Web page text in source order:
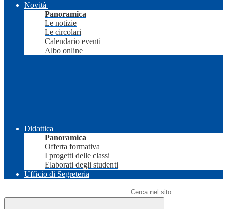
Novità
Panoramica
Le notizie
Le circolari
Calendario eventi
Albo online
Didattica
Panoramica
Offerta formativa
I progetti delle classi
Elaborati degli studenti
Ufficio di Segreteria